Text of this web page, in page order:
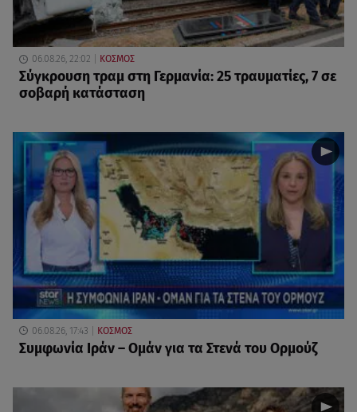
06.08.26, 22:02 ΚΟΣΜΟΣ
Σύγκρουση τραμ στη Γερμανία: 25 τραυματίες, 7 σε
σοβαρή κατάσταση
06.08.26, 17:43 ΚΟΣΜΟΣ
Συμφωνία Ιράν – Ομάν για τα Στενά του Ορμούζ